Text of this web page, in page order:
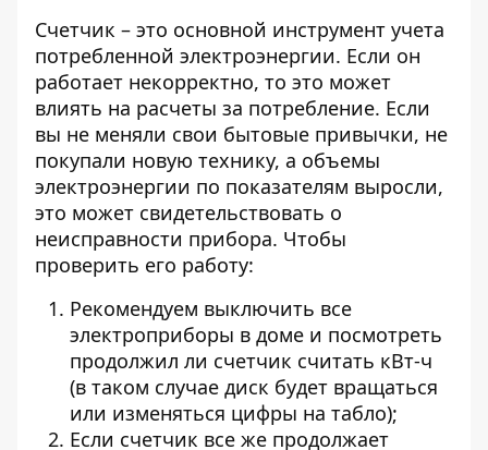
Счетчик – это основной инструмент учета
потребленной электроэнергии. Если он
работает некорректно, то это может
влиять на расчеты за потребление. Если
вы не меняли свои бытовые привычки, не
покупали новую технику, а объемы
электроэнергии по показателям выросли,
это может свидетельствовать о
неисправности прибора. Чтобы
проверить его работу:
Рекомендуем выключить все
электроприборы в доме и посмотреть
продолжил ли счетчик считать кВт-ч
(в таком случае диск будет вращаться
или изменяться цифры на табло);
Если счетчик все же продолжает